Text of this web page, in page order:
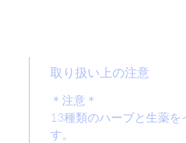
取り扱い上の注意
＊注意＊
13種類のハーブと生薬
す。